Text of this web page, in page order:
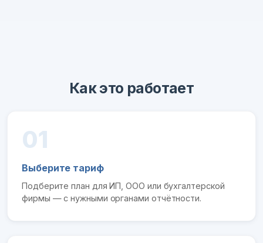
Как это работает
01
Выберите тариф
Подберите план для ИП, ООО или бухгалтерской
фирмы — с нужными органами отчётности.